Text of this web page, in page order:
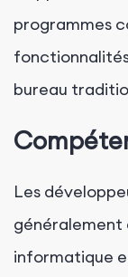
programmes
bureau
Les
généralement
informatique